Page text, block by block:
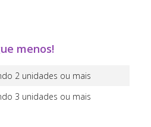
menos!
2 unidades ou mais
3 unidades ou mais